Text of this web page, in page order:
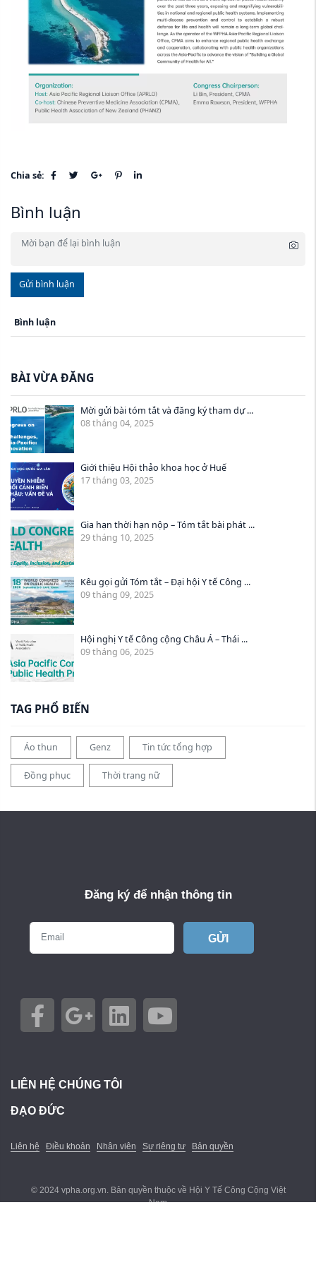
Chia sẻ:
Bình luận
Gửi bình luận
Bình luận
BÀI VỪA ĐĂNG
Mời gửi bài tóm tắt và đăng ký tham dự ...
08 tháng 04, 2025
Giới thiệu Hội thảo khoa học ở Huế
17 tháng 03, 2025
Gia hạn thời hạn nộp – Tóm tắt bài phát ...
29 tháng 10, 2025
Kêu gọi gửi Tóm tắt – Đại hội Y tế Công ...
09 tháng 09, 2025
Hội nghị Y tế Công cộng Châu Á – Thái ...
09 tháng 06, 2025
TAG PHỔ BIẾN
Áo thun Genz Tin tức tổng hợp
Đồng phục Thời trang nữ
Đăng ký để nhận thông tin
GỬI
LIÊN HỆ CHÚNG TÔI
ĐẠO ĐỨC
Liên hệ Điều khoản Nhân viên Sự riêng tư Bản quyền
© 2024 vpha.org.vn. Bản quyền thuộc về Hội Y Tế Công Cộng Việt
Nam